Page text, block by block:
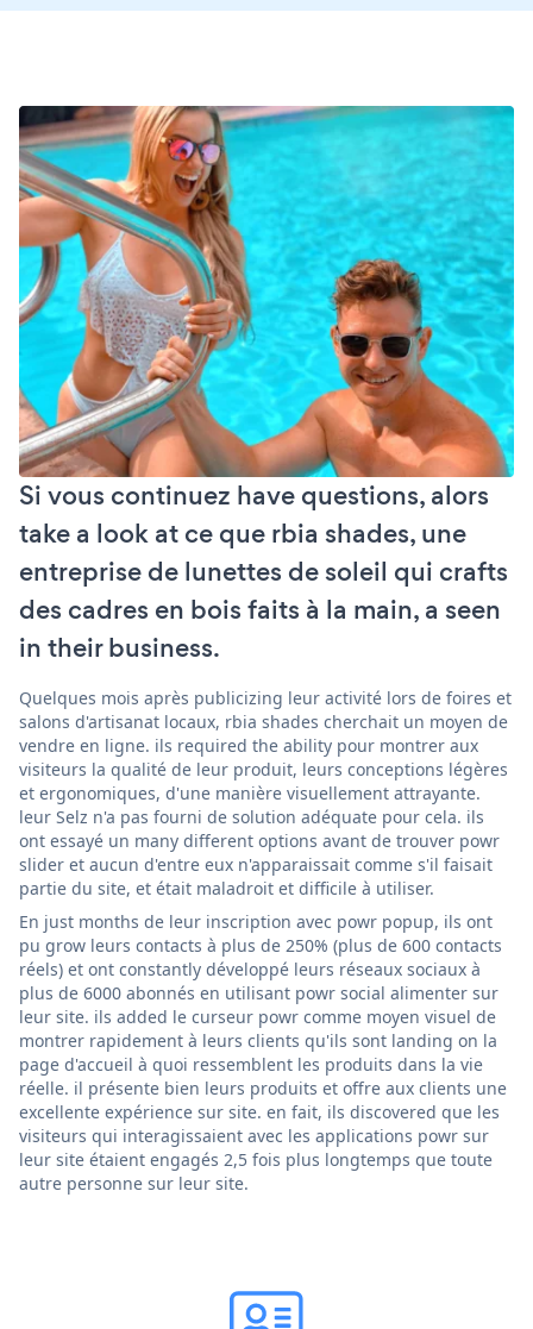
Si vous continuez have questions, alors
take a look at ce que rbia shades, une
entreprise de lunettes de soleil qui crafts
des cadres en bois faits à la main, a seen
in their business.
Quelques mois après publicizing leur activité lors de foires et
salons d'artisanat locaux, rbia shades cherchait un moyen de
vendre en ligne. ils required the ability pour montrer aux
visiteurs la qualité de leur produit, leurs conceptions légères
et ergonomiques, d'une manière visuellement attrayante.
leur Selz n'a pas fourni de solution adéquate pour cela. ils
ont essayé un many different options avant de trouver powr
slider et aucun d'entre eux n'apparaissait comme s'il faisait
partie du site, et était maladroit et difficile à utiliser.
En just months de leur inscription avec powr popup, ils ont
pu grow leurs contacts à plus de 250% (plus de 600 contacts
réels) et ont constantly développé leurs réseaux sociaux à
plus de 6000 abonnés en utilisant powr social alimenter sur
leur site. ils added le curseur powr comme moyen visuel de
montrer rapidement à leurs clients qu'ils sont landing on la
page d'accueil à quoi ressemblent les produits dans la vie
réelle. il présente bien leurs produits et offre aux clients une
excellente expérience sur site. en fait, ils discovered que les
visiteurs qui interagissaient avec les applications powr sur
leur site étaient engagés 2,5 fois plus longtemps que toute
autre personne sur leur site.